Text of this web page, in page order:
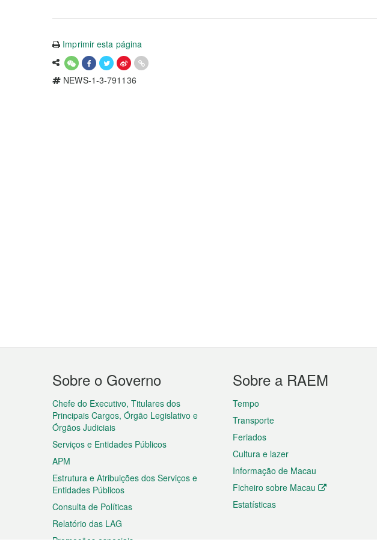
Imprimir esta página
NEWS-1-3-791136
Menu
do
rodapé
Sobre o Governo
Chefe do Executivo, Titulares dos
Principais Cargos, Órgão Legislativo e
Órgãos Judiciais
Serviços e Entidades Públicos
APM
Estrutura e Atribuições dos Serviços e
Entidades Públicos
Consulta de Políticas
Relatório das LAG
Promoções especiais
Sobre a RAEM
Tempo
Transporte
Feriados
Cultura e lazer
Informação de Macau
Ficheiro sobre Macau
Estatísticas